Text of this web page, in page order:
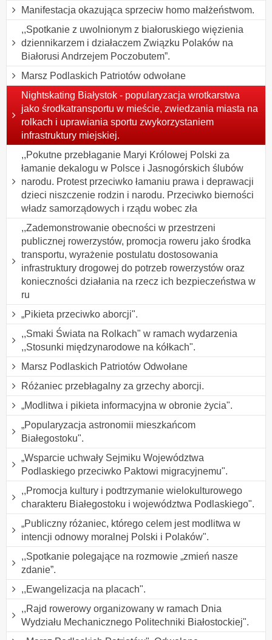
Manifestacja okazująca sprzeciw homo małżeństwom.
,,Spotkanie z uwolnionym z białoruskiego więzienia
dziennikarzem i działaczem Związku Polaków na
Białorusi Andrzejem Poczobutem”.
Marsz Podlaskich Patriotów odwołane
Nightskating Białystok - popularyzacja wrotkarstwa
jako środkatransportu w mieście, zwiedzania miasta na
rolkach i uprawiania sportu zwykorzystaniem
infrastruktury miejskiej.
,,Pokutne przebłaganie Maryi Królowej Polski za
łamanie dekalogu w Polsce i Jasnogórskich ślubów
narodu. Protest przeciwko łamaniu prawa i deprawacji
dzieci niszczenie rodzin i narodu. Przeciwko bierności
władz samorządowych i rządu wobec zła
,,Zademonstrowanie obecności w przestrzeni
publicznej rowerzystów, promocja roweru jako środka
transportu, wyrażenie postulatu dostosowania
infrastruktury drogowej do potrzeb rowerzystów oraz
konieczności działania na rzecz ich bezpieczeństwa w
ru
„Pikieta przeciwko aborcji".
,,Smaki Świata na Rolkach" w ramach wydarzenia
,,Stosunki międzynarodowe na kółkach".
Marsz Podlaskich Patriotów Odwołane
Różaniec przebłagalny za grzechy aborcji.
„Modlitwa i pikieta informacyjna w obronie życia".
„Popularyzacja astronomii mieszkańcom
Białegostoku".
„Wsparcie uchwały Sejmiku Województwa
Podlaskiego przeciwko Paktowi migracyjnemu".
,,Promocja kultury i podtrzymanie wielokulturowego
charakteru Białegostoku i województwa Podlaskiego".
„Publiczny różaniec, którego celem jest modlitwa w
intencji odnowy moralnej Polski i Polaków".
,,Spotkanie polegające na rozmowie „zmień nasze
zdanie”.
,,Ewangelizacja na placach".
,,Rajd rowerowy organizowany w ramach Dnia
Wydziału Mechanicznego Politechniki Białostockiej".